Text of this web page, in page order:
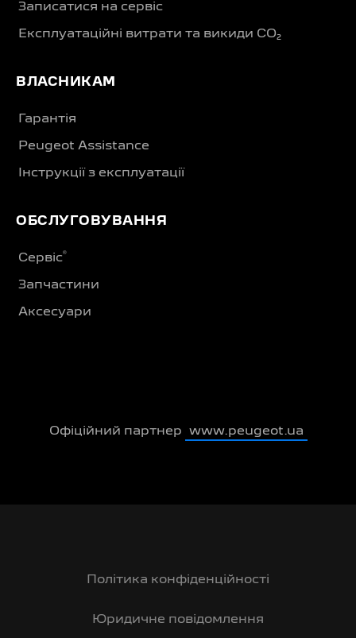
Записатися на сервіс
Експлуатаційні витрати та викиди CO₂
ВЛАСНИКАМ
Гарантія
Peugeot Assistance
Інструкції з експлуатації
ОБСЛУГОВУВАННЯ
Сервіс®
Запчастини
Аксесуари
Офіційний партнер www.peugeot.ua
Політика конфіденційності
Юридичне повідомлення